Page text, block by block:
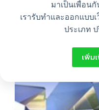
มาเป็นเพื่อน
เรารับทำและออกแบบ
ประเภท
เพิ่ม
มหาวิทยาลัย กรุงเทพ ค่